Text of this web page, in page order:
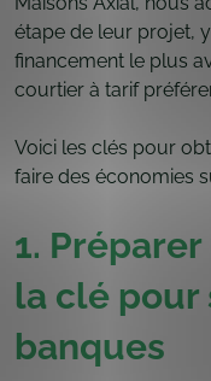
étape de leur projet,
financement le plus
courtier à tarif
Voici les clés pour
faire des économies
1.
la clé pour
banques